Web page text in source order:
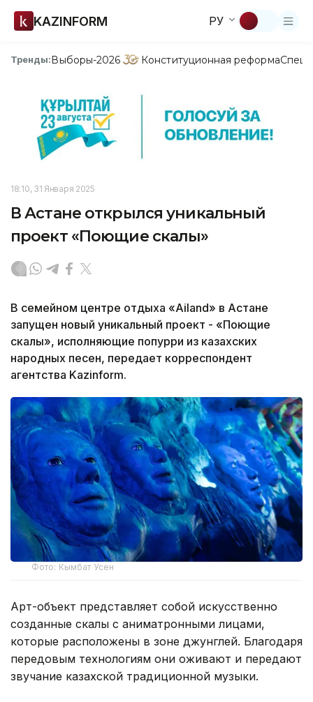
KAZINFORM РУ
Тренды:Выборы-2026 Конституционная реформа
18:10, 31 Января 2025
В Астане открылся уникальный
проект «Поющие скалы»
В семейном центре отдыха «Ailand» в Астане
запущен новый уникальный проект - «Поющие
скалы», исполняющие попурри из казахских
народных песен, передает корреспондент
агентства Kazinform.
Фото: Кымбат Усен
Арт-объект представляет собой искусственно
созданные скалы с аниматронными лицами,
которые расположены в зоне джунглей. Благодаря
передовым технологиям они оживают и передают
звучание казахской традиционной музыки.